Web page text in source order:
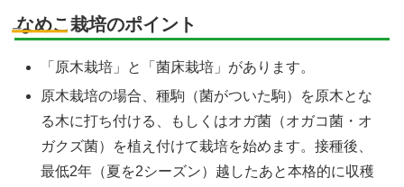
なめこ栽培のポイント
「原木栽培」と「菌床栽培」があります。
原木栽培の場合、種駒（菌がついた駒）を原木とな
る木に打ち付ける、もしくはオガ菌（オガコ菌・オ
ガクズ菌）を植え付けて栽培を始めます。接種後、
最低2年（夏を2シーズン）越したあと本格的に収穫